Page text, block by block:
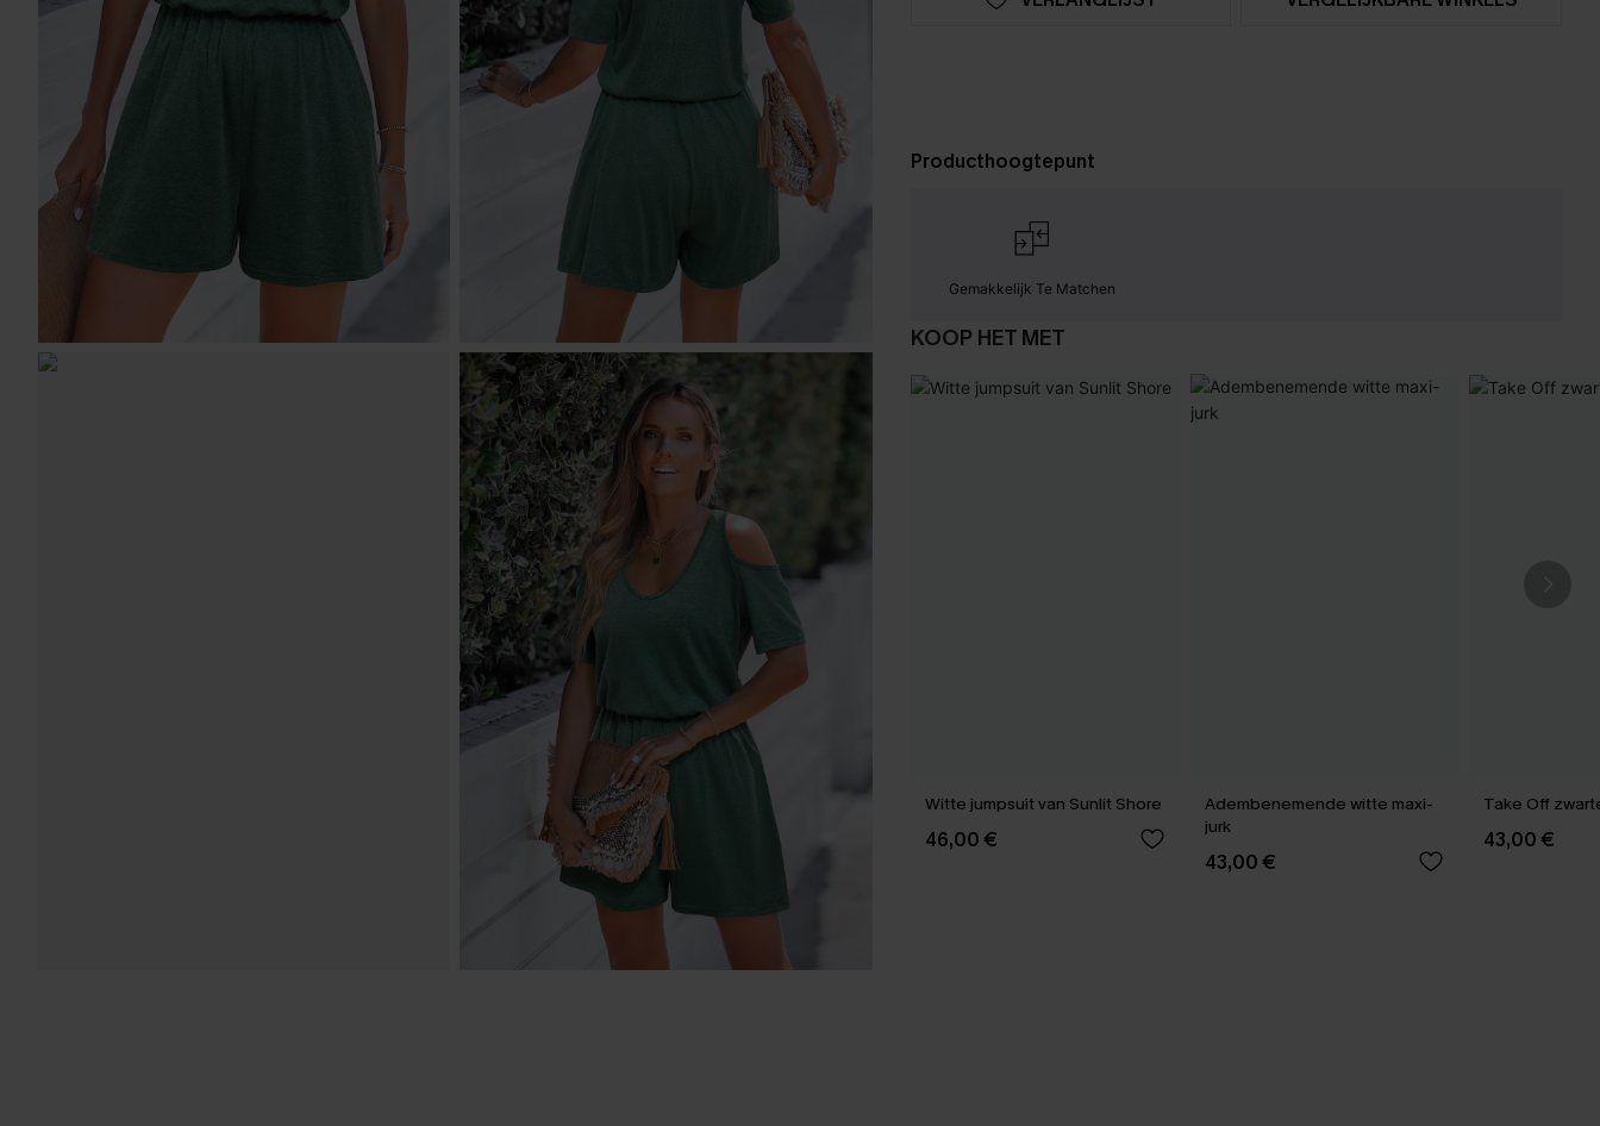
Producthoogtepunt
Gemakkelijk Te Matchen
KOOP HET MET
Witte jumpsuit van Sunlit Shore
46,00 €
Adembenemende witte maxi-
jurk
43,00 €
Take Off
43,00 €